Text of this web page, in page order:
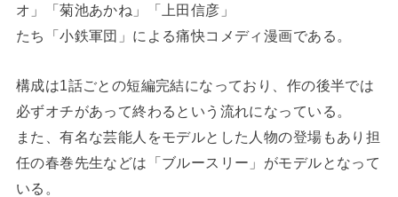
オ」「菊池あかね」「上田信彦」
たち「小鉄軍団」による痛快コメディ漫画である。
構成は1話ごとの短編完結になっており、作の後半では
必ずオチがあって終わるという流れになっている。
また、有名な芸能人をモデルとした人物の登場もあり担
任の春巻先生などは「ブルースリー」がモデルとなって
いる。